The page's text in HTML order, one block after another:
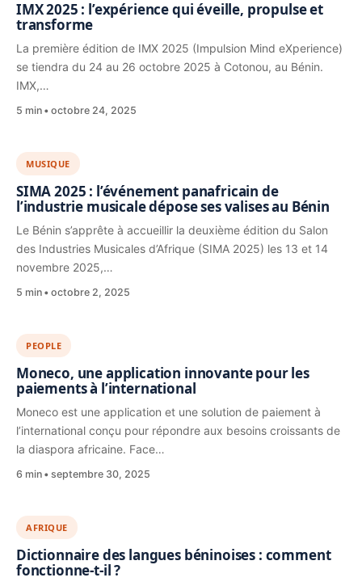
IMX 2025 : l’expérience qui éveille, propulse et
transforme
La première édition de IMX 2025 (Impulsion Mind eXperience)
se tiendra du 24 au 26 octobre 2025 à Cotonou, au Bénin.
IMX,…
5 min octobre 24, 2025
MUSIQUE
SIMA 2025 : l’événement panafricain de
l’industrie musicale dépose ses valises au Bénin
Le Bénin s’apprête à accueillir la deuxième édition du Salon
des Industries Musicales d’Afrique (SIMA 2025) les 13 et 14
novembre 2025,…
5 min octobre 2, 2025
PEOPLE
Moneco, une application innovante pour les
paiements à l’international
Moneco est une application et une solution de paiement à
l’international conçu pour répondre aux besoins croissants de
la diaspora africaine. Face…
6 min septembre 30, 2025
AFRIQUE
Dictionnaire des langues béninoises : comment
fonctionne-t-il ?